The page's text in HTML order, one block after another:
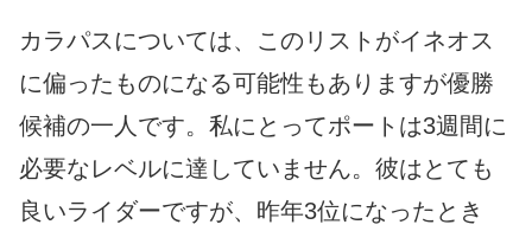
カラパスについては、このリストがイネオス
に偏ったものになる可能性もありますが優勝
候補の一人です。私にとってポートは3週間に
必要なレベルに達していません。彼はとても
良いライダーですが、昨年3位になったとき